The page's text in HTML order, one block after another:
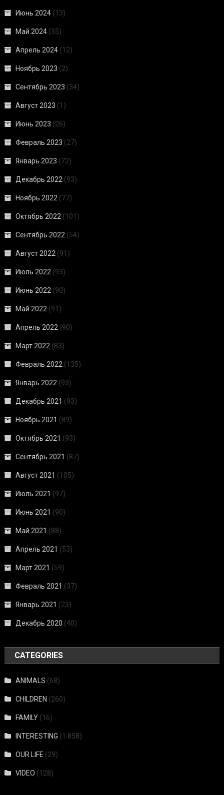
Июнь 2024 (13)
Май 2024 (35)
Апрель 2024 (12)
Ноябрь 2023 (2)
Сентябрь 2023 (34)
Август 2023 (1)
Июнь 2023 (26)
Февраль 2023 (27)
Январь 2023 (72)
Декабрь 2022 (93)
Ноябрь 2022 (77)
Октябрь 2022 (101)
Сентябрь 2022 (54)
Август 2022 (91)
Июль 2022 (93)
Июнь 2022 (90)
Май 2022 (91)
Апрель 2022 (90)
Март 2022 (83)
Февраль 2022 (135)
Январь 2022 (93)
Декабрь 2021 (93)
Ноябрь 2021 (89)
Октябрь 2021 (93)
Сентябрь 2021 (87)
Август 2021 (105)
Июль 2021 (97)
Июнь 2021 (90)
Май 2021 (88)
Апрель 2021 (53)
Март 2021 (59)
Февраль 2021 (37)
Январь 2021 (23)
Декабрь 2020 (40)
CATEGORIES
ANIMALS (68)
CHILDREN (260)
FAMILY (16)
INTERESTING (1 858)
OUR LIFE (29)
VIDEO (128)